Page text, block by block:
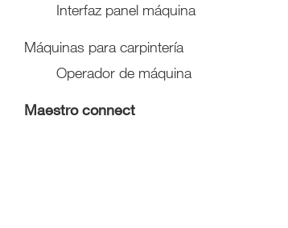
Interfaz panel máquina
Máquinas para carpintería
Operador de máquina
Maestro connect